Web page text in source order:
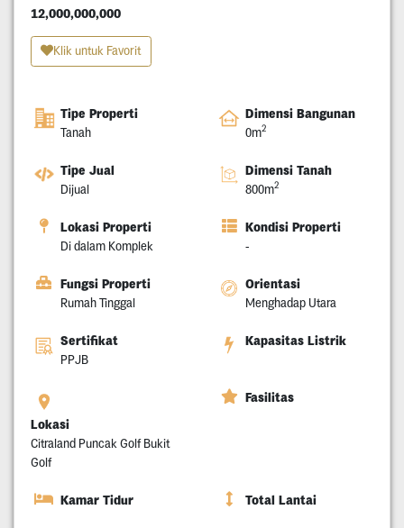
12,000,000,000
Klik untuk Favorit
Tipe Properti
Tanah
Dimensi Bangunan
0m2
Tipe Jual
Dijual
Dimensi Tanah
800m2
Lokasi Properti
Di dalam Komplek
Kondisi Properti
-
Fungsi Properti
Rumah Tinggal
Orientasi
Menghadap Utara
Sertifikat
PPJB
Kapasitas Listrik
Lokasi
Citraland Puncak Golf Bukit
Golf
Fasilitas
Kamar Tidur Total Lantai